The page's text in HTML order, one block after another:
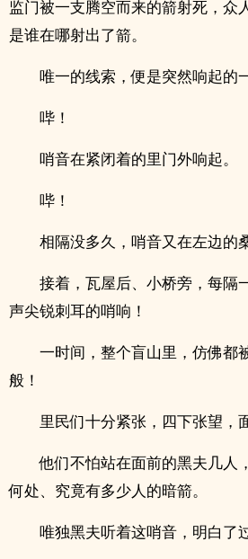
监门被一支腾空而来的箭射死，众
是谁在哪射出了箭。
唯一的线索，便是突然响起的
哔！
哨音在紧闭着的里门外响起。
哔！
相隔没多久，哨音又在左边的
接着，瓦屋后、小桥旁，每隔
声尖锐刺耳的哨响！
一时间，整个盲山里，仿佛都
般！
里民们十分紧张，四下张望，
他们不怕站在面前的黑夫几人
何处、究竟有多少人的暗箭。
唯独黑夫听着这哨音，明白了